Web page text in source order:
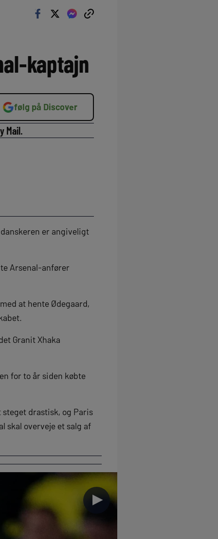
kaptajn
følg på Discover
Mail.
er angiveligt
Arsenal-anfører
at hente Ødegaard,
Granit Xhaka
for to år siden købte
drastisk, og Paris
skal overveje et salg af
►